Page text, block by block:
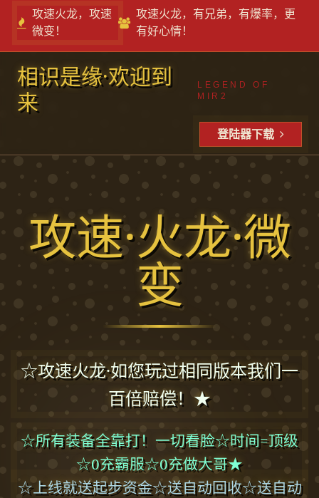
攻速火龙，攻速
微变！
攻速火龙，有兄弟，有爆率，更
有好心情！
相识是缘·欢迎到
来
LEGEND OF
MIR2
登陆器下载
攻速·火龙·微
变
☆攻速火龙·如您玩过相同版本我们一
百倍赔偿！★
☆所有装备全靠打！一切看脸☆时间=顶级
☆0充霸服☆0充做大哥★
☆上线就送起步资金☆送自动回收☆送自动